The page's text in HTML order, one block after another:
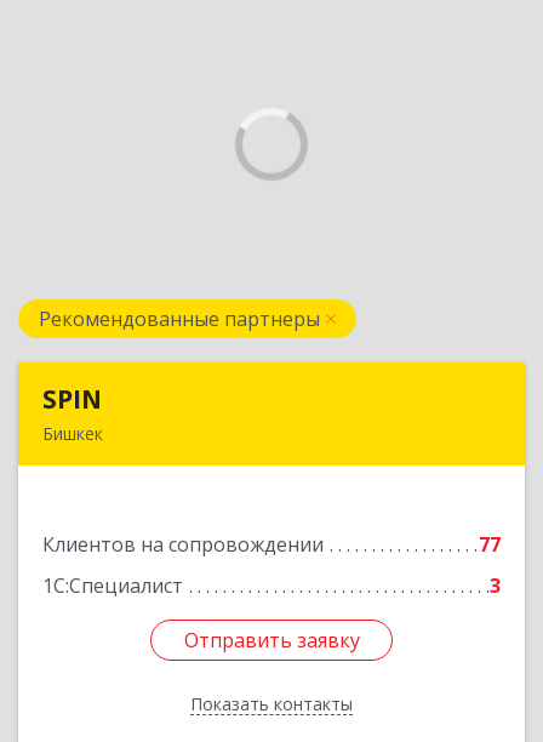
Рекомендованные партнеры
SPIN
Бишкек
Клиентов на сопровождении
77
1С:Специалист
3
Отправить заявку
Показать контакты
Подробнее
Отправить заявку
Назад